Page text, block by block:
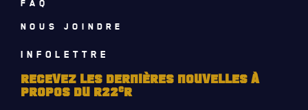
NOMINATIONS ROYALES ET HONORIFIQUES
MUSIQUE DU ROYAL 22E RÉGIMENT
FAQ
NOUS JOINDRE
INFOLETTRE
RECEVEZ LES DERNIÈRES NOUVELLES À
PROPOS DU R22eR